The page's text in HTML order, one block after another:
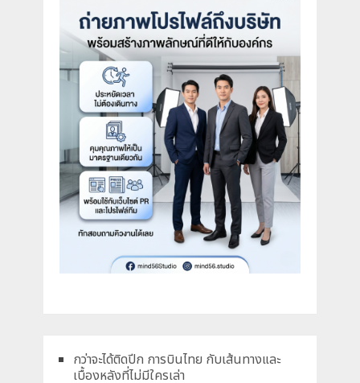
กว่าจะได้ติดปีก การบินไทย กับเส้นทางและ
เบื้องหลังที่ไม่มีใครเล่า